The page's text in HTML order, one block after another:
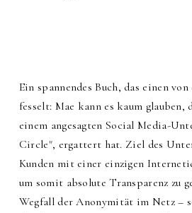
Ein spannendes Buch, das einen
fesselt: Mae kann es kaum glauben,
einem angesagten Social Media-
Circle", ergattert hat. Ziel des
Kunden mit einer einzigen
um somit absolute Transparenz zu
Wegfall der Anonymität im Netz –